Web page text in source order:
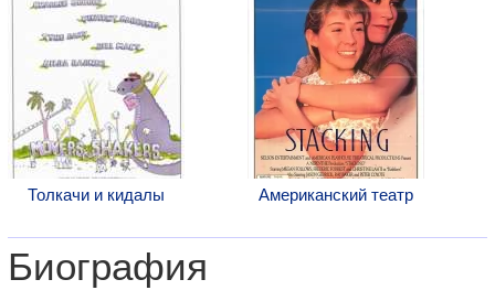
Толкачи и кидалы Американский театр
Биография